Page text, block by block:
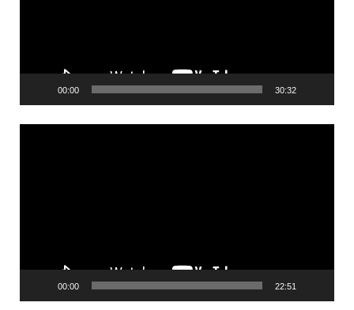
00:00 30:32
00:00 22:51